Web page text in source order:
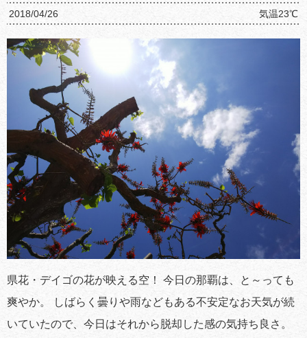
2018/04/26 気温23℃
県花・デイゴの花が映える空！ 今日の那覇は、と～っても
爽やか。 しばらく曇りや雨などもある不安定なお天気が続
いていたので、今日はそれから脱却した感の気持ち良さ。